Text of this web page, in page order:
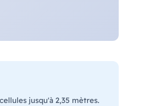
jusqu'à 2,35 mètres.